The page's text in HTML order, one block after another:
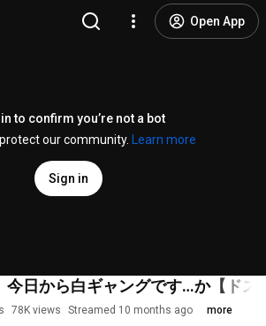
Open App
to confirm you’re not a bot
our community.
Learn more
Sign in
今日から白ギャングです…か【ドズ
78K views Streamed 10 months ago more